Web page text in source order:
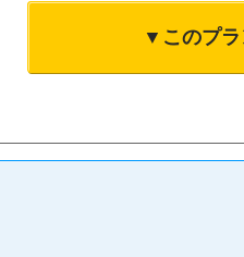
▼このプラ